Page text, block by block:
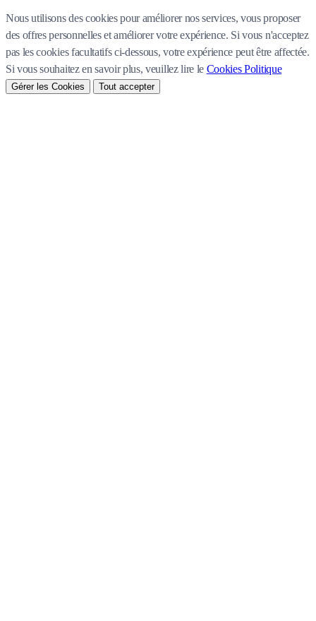
Nous utilisons des cookies pour améliorer nos services, vous proposer
des offres personnelles et améliorer votre expérience. Si vous n'acceptez
pas les cookies facultatifs ci-dessous, votre expérience peut être affectée.
Si vous souhaitez en savoir plus, veuillez lire le Cookies Politique
Gérer les Cookies Tout accepter